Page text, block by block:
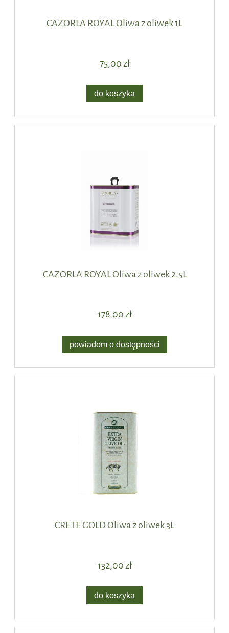
CAZORLA ROYAL Oliwa z oliwek 1L
75,00 zł
do koszyka
CAZORLA ROYAL Oliwa z oliwek 2,5L
178,00 zł
powiadom o dostępności
CRETE GOLD Oliwa z oliwek 3L
132,00 zł
do koszyka